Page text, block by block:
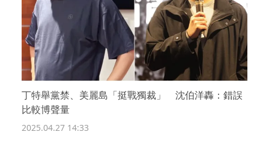
丁特舉黨禁、美麗島「挺戰獨裁」 沈伯洋轟：錯誤
比較博聲量
2025.04.27 14:33